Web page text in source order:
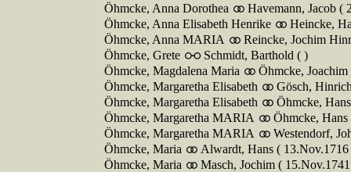
Öhmcke, Anna Dorothea
Havemann, Jacob (
Öhmcke, Anna Elisabeth Henrike
Heincke,
Öhmcke, Anna MARIA
Reincke, Jochim
Öhmcke, Grete
Schmidt, Barthold ( )
Öhmcke, Magdalena Maria
Öhmcke,
Öhmcke, Margaretha Elisabeth
Gösch,
Öhmcke, Margaretha Elisabeth
Öhmcke,
Öhmcke, Margaretha MARIA
Öhmcke,
Öhmcke, Margaretha MARIA
Westendorf,
Öhmcke, Maria
Alwardt, Hans ( 13.Nov.1716
Öhmcke, Maria
Masch, Jochim (